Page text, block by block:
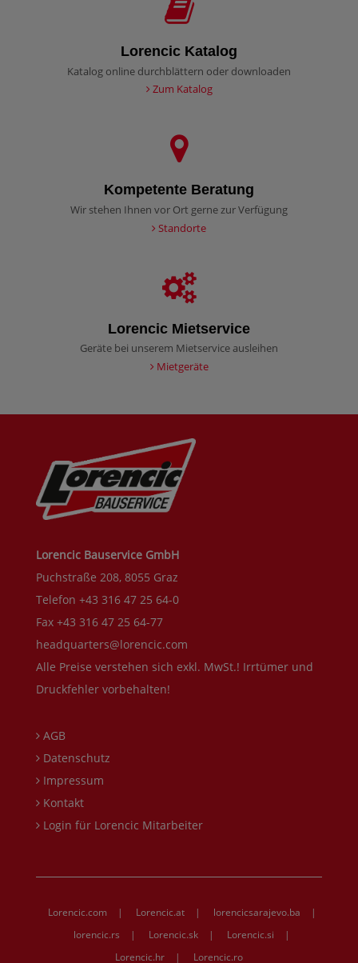
Lorencic Katalog
Katalog online durchblättern oder downloaden
Zum Katalog
Kompetente Beratung
Wir stehen Ihnen vor Ort gerne zur Verfügung
Standorte
Lorencic Mietservice
Geräte bei unserem Mietservice ausleihen
Mietgeräte
Lorencic Bauservice GmbH
Puchstraße 208, 8055 Graz
Telefon +43 316 47 25 64-0
Fax +43 316 47 25 64-77
headquarters@lorencic.com
Alle Preise verstehen sich exkl. MwSt.! Irrtümer und
Druckfehler vorbehalten!
AGB
Datenschutz
Impressum
Kontakt
Login für Lorencic Mitarbeiter
Lorencic.com | Lorencic.at | lorencicsarajevo.ba
|
lorencic.rs
| Lorencic.sk | Lorencic.si
|
Lorencic.hr
| Lorencic.ro